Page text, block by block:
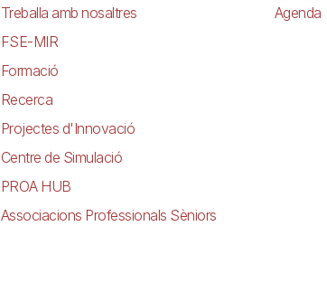
Treballa amb nosaltres
FSE-MIR
Formació
Recerca
Projectes d'Innovació
Centre de Simulació
PROA HUB
Associacions Professionals Sèniors
Agenda